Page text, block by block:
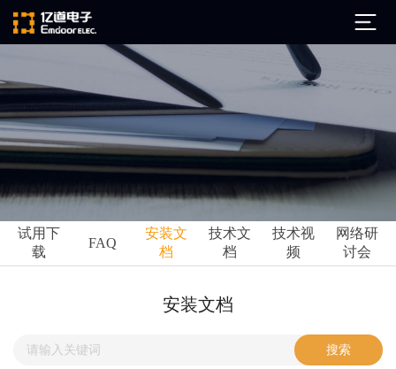
公司简介
发展历程
企业文化
ARM
Ansys
Perforce
亿道动态
市场活动
技术文档
试用下
载
FAQ
安装文
档
技术文
档
技术视
频
网络研
讨会
安装文档